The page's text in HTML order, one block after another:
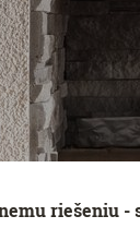
riešeniu -